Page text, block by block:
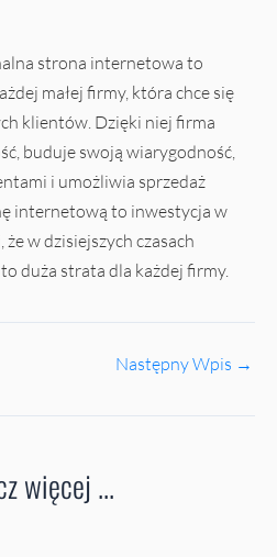
strona internetowa to
małej firmy, która chce się
klientów. Dzięki niej firma
buduje swoją wiarygodność,
i umożliwia sprzedaż
internetową to inwestycja w
w dzisiejszych czasach
duża strata dla każdej firmy.
Następny Wpis →
więcej ...